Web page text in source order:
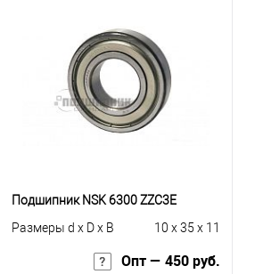
Купить в 1 клик
К сравнению
В избранное
В наличии
Подшипник NSK 6300 ZZC3E
Размеры d x D x B
10 x 35 x 11
Опт — 450 руб.